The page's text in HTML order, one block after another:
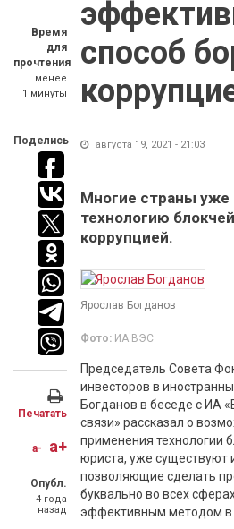
Время
для
прочтения
менее
1 минуты
Поделись
Печатать
a- a+
Опубл.
4 года
назад
способ
августа 19, 2021 - 21:03
Многие страны уже
технологию
коррупцией.
Ярослав Богданов
Фото: ИА ВЭС
Председатель Совета
инвесторов в
Богданов в беседе с ИА
связи» рассказал о
применения технологии
юриста, уже существуют
позволяющие сделать
буквально во всех
эффективным методом в